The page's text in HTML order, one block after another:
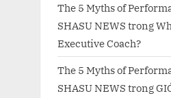
The 5 Myths of
SHASU NEWS trong
Executive Coach?
The 5 Myths of
SHASU NEWS trong